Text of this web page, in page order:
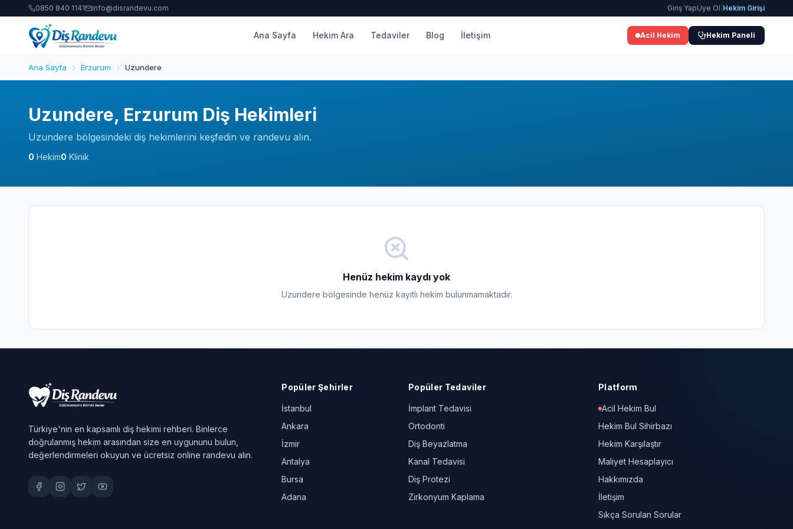
0850 840 1141 info@disrandevu.com Giriş YapÜye Ol Hekim Girişi
Ana Sayfa Hekim Ara Tedaviler Blog İletişim Acil Hekim Hekim Paneli
Ana Sayfa Erzurum Uzundere
Uzundere, Erzurum Diş Hekimleri
Uzundere bölgesindeki diş hekimlerini keşfedin ve randevu alın.
0 Hekim0 Klinik
Henüz hekim kaydı yok
Uzundere bölgesinde henüz kayıtlı hekim bulunmamaktadır.
Türkiye'nin en kapsamlı diş hekimi rehberi. Binlerce
doğrulanmış hekim arasından size en uygununu bulun,
değerlendirmeleri okuyun ve ücretsiz online randevu alın.
Popüler Şehirler
İstanbul
Ankara
İzmir
Antalya
Bursa
Adana
Popüler Tedaviler
İmplant Tedavisi
Ortodonti
Diş Beyazlatma
Kanal Tedavisi
Diş Protezi
Zirkonyum Kaplama
Platform
Acil Hekim Bul
Hekim Bul Sihirbazı
Hekim Karşılaştır
Maliyet Hesaplayıcı
Hakkımızda
İletişim
Sıkça Sorulan Sorular